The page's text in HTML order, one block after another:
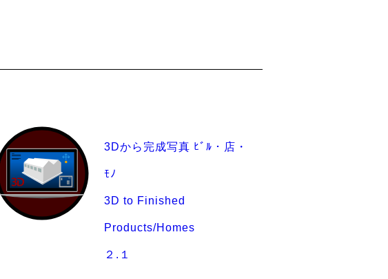
3Dから完成写真 ﾋﾞﾙ・店・
ﾓﾉ
3D to Finished
Products/Homes
２.１